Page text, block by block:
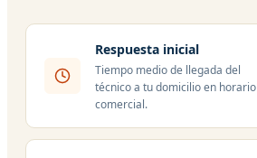
Respuesta inicial
Tiempo medio de llegada del
técnico a tu domicilio en horario
comercial.